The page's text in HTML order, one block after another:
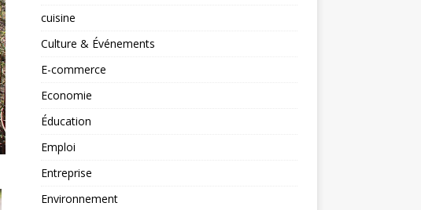
cuisine
Culture & Événements
E-commerce
Economie
Éducation
Emploi
Entreprise
Environnement